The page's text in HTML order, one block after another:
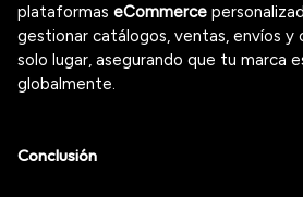
plataformas eCommerce
gestionar catálogos, ventas, envíos y
solo lugar, asegurando que tu marca
globalmente.
Conclusión